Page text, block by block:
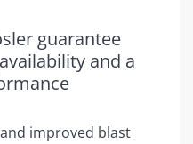
guarantee
and a
improved blast